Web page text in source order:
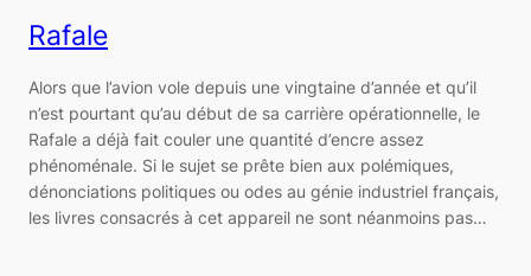
Rafale
Alors que l’avion vole depuis une vingtaine d’année et qu’il
n’est pourtant qu’au début de sa carrière opérationnelle, le
Rafale a déjà fait couler une quantité d’encre assez
phénoménale. Si le sujet se prête bien aux polémiques,
dénonciations politiques ou odes au génie industriel français,
les livres consacrés à cet appareil ne sont néanmoins pas…